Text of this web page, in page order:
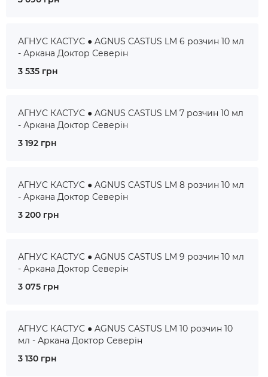
АГНУС КАСТУС ● AGNUS CASTUS LM 6 розчин 10 мл
- Аркана Доктор Северін
3 535 грн
АГНУС КАСТУС ● AGNUS CASTUS LM 7 розчин 10 мл
- Аркана Доктор Северін
3 192 грн
АГНУС КАСТУС ● AGNUS CASTUS LM 8 розчин 10 мл
- Аркана Доктор Северін
3 200 грн
АГНУС КАСТУС ● AGNUS CASTUS LM 9 розчин 10 мл
- Аркана Доктор Северін
3 075 грн
АГНУС КАСТУС ● AGNUS CASTUS LM 10 розчин 10
мл - Аркана Доктор Северін
3 130 грн